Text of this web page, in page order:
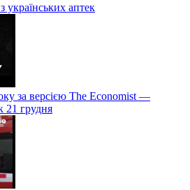
українських аптек
за версією The Economist —
21 грудня